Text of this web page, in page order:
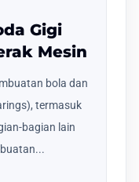
Gigi
Mesin
bola dan
termasuk
bagian lain